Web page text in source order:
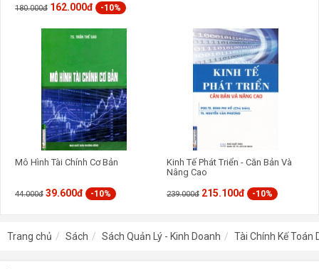
180.000đ 162.000đ -10%
Mô Hình Tài Chính Cơ Bản
44.000đ 39.600đ -10%
Kinh Tế Phát Triển - Căn Bản Và
Nâng Cao
239.000đ 215.100đ -10%
Trang chủ Sách Sách Quản Lý - Kinh Doanh Tài Chính Kế Toán